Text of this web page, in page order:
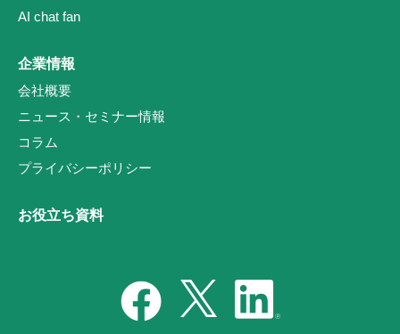
AI chat fan
企業情報
会社概要
ニュース・セミナー情報
コラム
プライバシーポリシー
お役立ち資料